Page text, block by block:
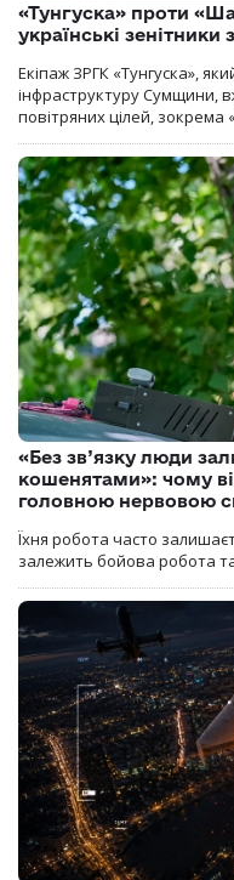
«Тунгуска» проти
українські
Екіпаж ЗРГК «Тунгуска»,
інфраструктуру Сумщини,
повітряних цілей,
«Без зв’язку люди
кошенятами»: чому
головною нервовою
Їхня робота часто
залежить бойова робота